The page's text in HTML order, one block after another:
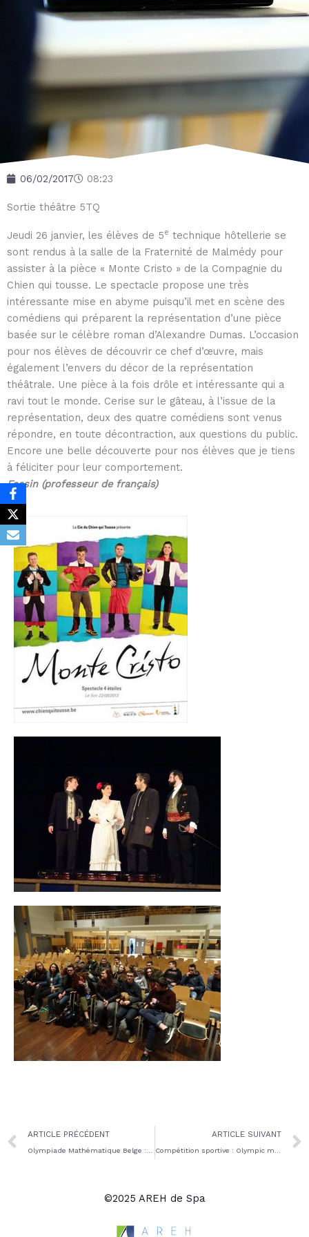
06/02/2017 08:23
Sortie théâtre 5TQ
Jeudi 26 janvier, les élèves de 5e technique hôtellerie se
sont rendus à la salle de la Fraternité de Malmédy pour
assister à la pièce « Monte Cristo » de la Compagnie du
Chien qui tousse. Le spectacle propose une très
intéressante mise en abyme puisqu’il met en scène des
comédiens qui préparent la représentation d’une pièce
basée sur le célèbre roman d’Alexandre Dumas. L’occasion
pour nos élèves de découvrir ce chef d’œuvre, mais
également l’envers du décor de la représentation
théâtrale. Une pièce à la fois drôle et intéressante qui a
ravi tout le monde. Cerise sur le gâteau, à l’issue de la
représentation, deux des quatre comédiens sont venus
répondre, en toute décontraction, aux questions du public.
Encore une belle découverte pour nos élèves que je tiens
à féliciter pour leur comportement.
Fassin (professeur de français)
Prev
ARTICLE PRÉCÉDENT ARTICLE SUIVANT
©2025 AREH de Spa